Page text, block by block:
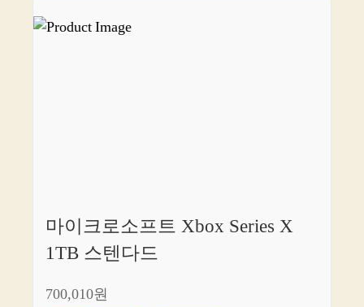
마이크로소프트 Xbox Series X
1TB 스텐다드
700,010원